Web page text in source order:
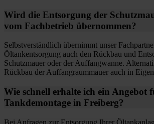
Wird die Entsorgung der
vom Fachbetrieb übernommen?
Selbstverständlich übernimmt unser
Öltankentsorgung auch den Rückbau und
Schutzmauer oder der Auffangwanne.
Rückbau der Auffangraummauer auch in
Wie schnell erhalte ich ein Angebot
Tankdemontage in Freiberg?
Bei Anfragen zur Entsorgung Ihrer